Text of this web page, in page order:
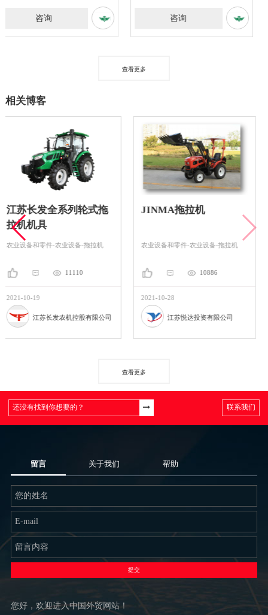
咨询 咨询
查看更多
相关博客
轮式拖
备-拖拉机
股有限公司
JINMA拖拉机
农业设备和零件-农业设备-拖拉机
10886
江苏悦达投资有限公司
无人驾驶拖
农业设备和零件-农
查看更多
联系我们
留言 关于我们 帮助
提交
您好，欢迎进入中国外贸网站！